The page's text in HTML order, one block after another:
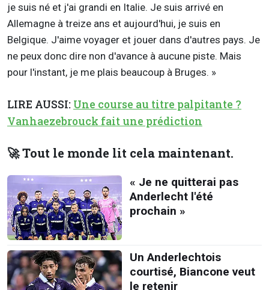
je suis né et j'ai grandi en Italie. Je suis arrivé en
Allemagne à treize ans et aujourd'hui, je suis en
Belgique. J'aime voyager et jouer dans d'autres pays. Je
ne peux donc dire non d'avance à aucune piste. Mais
pour l'instant, je me plais beaucoup à Bruges. »
LIRE AUSSI: Une course au titre palpitante ?
Vanhaezebrouck fait une prédiction
🚀 Tout le monde lit cela maintenant.
« Je ne quitterai pas
Anderlecht l'été
prochain »
Un Anderlechtois
courtisé, Biancone veut
le retenir